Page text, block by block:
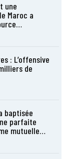
une
Maroc a
: L’offensive
de
baptisée
parfaite
mutuelle…